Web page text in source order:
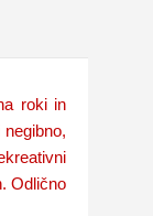
roki in
Odlično